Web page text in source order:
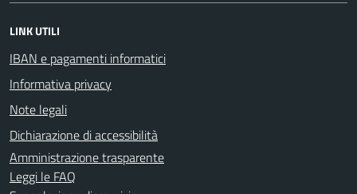
LINK UTILI
IBAN e pagamenti informatici
Informativa privacy
Note legali
Dichiarazione di accessibilità
Amministrazione trasparente
Leggi le FAQ